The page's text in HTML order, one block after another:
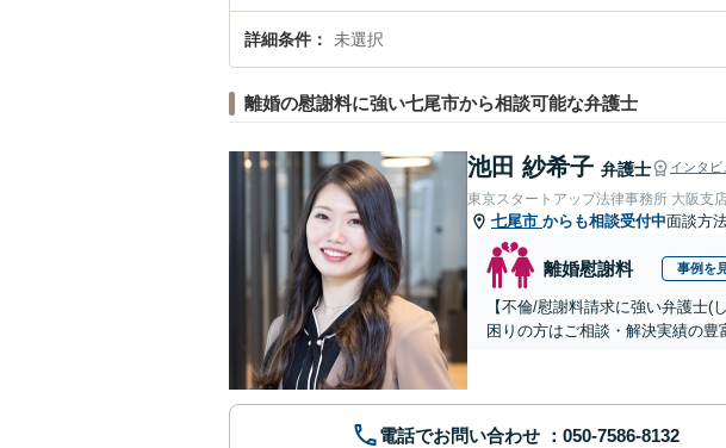
詳細条件 未選択
離婚の慰謝料に強い七尾市から相談可能な弁護士
池田 紗希子 弁護士 インタビ
東京スタートアップ法律事務所 大阪支
七尾市 からも相談受付中面談方
離婚慰謝料 事例を
【不倫/慰謝料請求に強い弁護士
困りの方はご相談・解決実績の
電話でお問い合わせ